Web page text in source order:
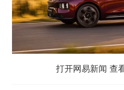
打开网易新闻 查